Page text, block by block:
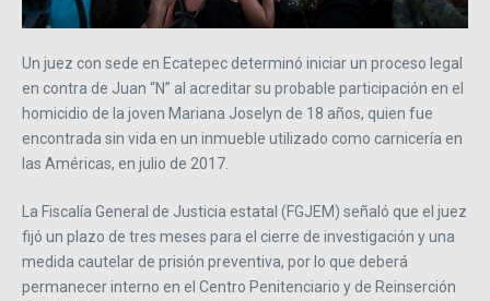
Un juez con sede en Ecatepec determinó iniciar un proceso legal
en contra de Juan “N” al acreditar su probable participación en el
homicidio de la joven Mariana Joselyn de 18 años, quien fue
encontrada sin vida en un inmueble utilizado como carnicería en
las Américas, en julio de 2017.
La Fiscalía General de Justicia estatal (FGJEM) señaló que el juez
fijó un plazo de tres meses para el cierre de investigación y una
medida cautelar de prisión preventiva, por lo que deberá
permanecer interno en el Centro Penitenciario y de Reinserción